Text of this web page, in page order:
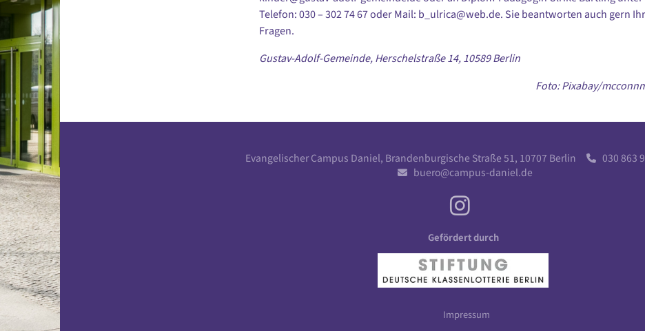
Telefon: 030 – 302 74 67 oder Mail: b_ulrica@web.de. Sie beantworten auch gern
Fragen.
Gustav-Adolf-Gemeinde, Herschelstraße 14, 10589 Berlin
Foto: Pixabay/
Evangelischer Campus Daniel, Brandenburgische Straße 51, 10707 Berlin  030 863
 buero@campus-daniel.de
Gefördert durch
Impressum